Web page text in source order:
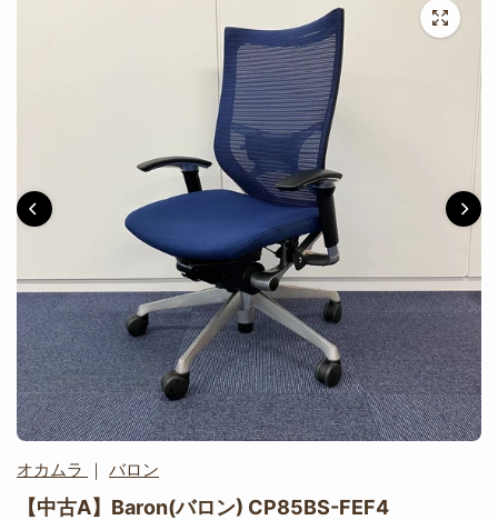
オカムラ ｜ バロン
【中古A】Baron(バロン) CP85BS-FEF4